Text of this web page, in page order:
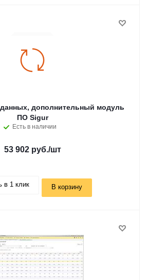
дополнительный модуль
ПО Sigur
Есть в наличии
53 902 руб./шт
в 1 клик В корзину